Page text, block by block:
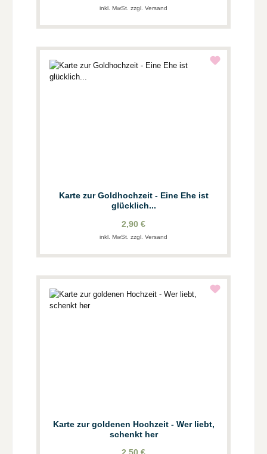
inkl. MwSt. zzgl. Versand
Karte zur Goldhochzeit - Eine Ehe ist
glücklich...
2,90 €
inkl. MwSt. zzgl. Versand
Karte zur goldenen Hochzeit - Wer liebt,
schenkt her